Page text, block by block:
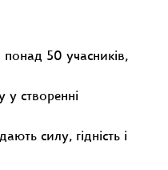
понад 50 учасників,
у створенні
силу, гідність і